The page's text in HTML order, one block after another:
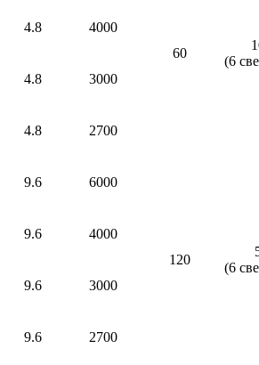
60
(6
4.8 4000
4.8 3000
4.8 2700
9.6 6000
120
(6
9.6 4000
9.6 3000
9.6 2700